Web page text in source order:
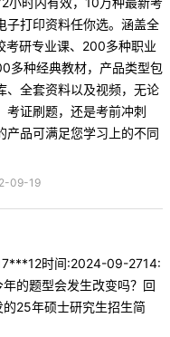
子打印资料任你选。涵盖全
考研专业课、200多种职业
多种经典教材，产品类型包
、全套资料以及视频，无论
考证刷题，还是考前冲刺
产品可满足您学习上的不同
09-19
时间:2024-09-2714:
的题型会发生改变吗？回
25年硕士研究生招生简